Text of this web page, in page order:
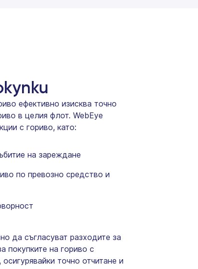
ефективно изисква точно
в целия флот. WebEye
с гориво, като:
на зареждане
по превозно средство и
да съгласуват разходите за
покупките на гориво с
точно отчитане и